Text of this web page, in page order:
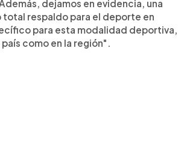
dejamos en evidencia, una
total respaldo para el deporte en
para esta modalidad deportiva,
como en la región".